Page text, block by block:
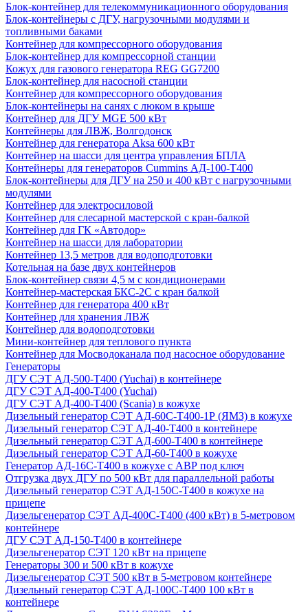
Блок-контейнер для телекоммуникационного оборудования
Блок-контейнеры с ДГУ, нагрузочными модулями и
топливными баками
Контейнер для компрессорного оборудования
Блок-контейнер для компрессорной станции
Кожух для газового генератора REG GG7200
Блок-контейнер для насосной станции
Контейнер для компрессорного оборудования
Блок-контейнеры на санях с люком в крыше
Контейнер для ДГУ MGE 500 кВт
Контейнеры для ЛВЖ, Волгодонск
Контейнер для генератора Aksa 600 кВт
Контейнер на шасси для центра управления БПЛА
Контейнеры для генераторов Cummins АД-100-Т400
Блок-контейнеры для ДГУ на 250 и 400 кВт с нагрузочными
модулями
Контейнер для электросиловой
Контейнер для слесарной мастерской с кран-балкой
Контейнер для ГК «Автодор»
Контейнер на шасси для лаборатории
Контейнер 13,5 метров для водоподготовки
Котельная на базе двух контейнеров
Блок-контейнер связи 4,5 м с кондиционерами
Контейнер-мастерская БКС-2С с кран балкой
Контейнер для генератора 400 кВт
Контейнер для хранения ЛВЖ
Контейнер для водоподготовки
Мини-контейнер для теплового пункта
Контейнер для Мосводоканала под насосное оборудование
Генераторы
ДГУ СЭТ АД-500-Т400 (Yuchai) в контейнере
ДГУ СЭТ АД-400-Т400 (Yuchai)
ДГУ СЭТ АД-400-Т400 (Scania) в кожухе
Дизельный генератор СЭТ АД-60С-Т400-1Р (ЯМЗ) в кожухе
Дизельный генератор СЭТ АД-40-Т400 в контейнере
Дизельный генератор СЭТ АД-600-Т400 в контейнере
Дизельный генератор СЭТ АД-60-Т400 в кожухе
Генератор АД-16С-Т400 в кожухе с АВР под ключ
Отгрузка двух ДГУ по 500 кВт для параллельной работы
Дизельный генератор СЭТ АД-150С-Т400 в кожухе на
прицепе
Дизельгенератор СЭТ АД-400С-Т400 (400 кВт) в 5-метровом
контейнере
ДГУ СЭТ АД-150-Т400 в контейнере
Дизельгенератор СЭТ 120 кВт на прицепе
Генераторы 300 и 500 кВт в кожухе
Дизельгенератор СЭТ 500 кВт в 5-метровом контейнере
Дизельный генератор СЭТ АД-100С-Т400 100 кВт в
контейнере